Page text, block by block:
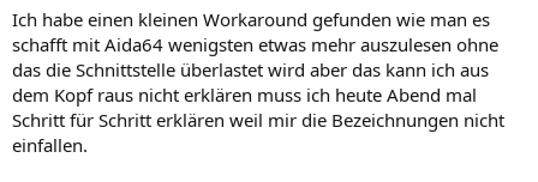
:
Ich habe einen kleinen Workaround gefunden wie man es
schafft mit Aida64 wenigsten etwas mehr auszulesen ohne
das die Schnittstelle überlastet wird aber das kann ich aus
dem Kopf raus nicht erklären muss ich heute Abend mal
Schritt für Schritt erklären weil mir die Bezeichnungen nicht
einfallen.